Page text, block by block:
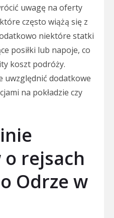
uwagę na oferty
często wiążą się z
niektóre statki
posiłki lub napoje, co
koszt podróży.
uwzględnić dodatkowe
na pokładzie czy
rejsach
Odrze w